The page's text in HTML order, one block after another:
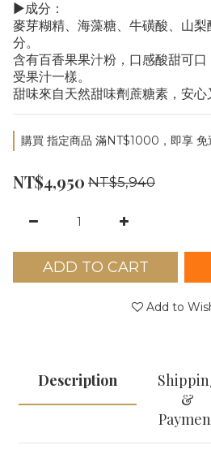
▶成分：
麥芽糊精、海藻糖、牛磺酸、山
分。
含有百香果果汁粉，口感酸甜可
受果汁一樣。
甜味來自天然甜味劑蔗糖素，安心
購買 指定商品 滿NT$1000，即享
NT$4,950 NT$5,940
ADD TO CART
Add to
Description
&